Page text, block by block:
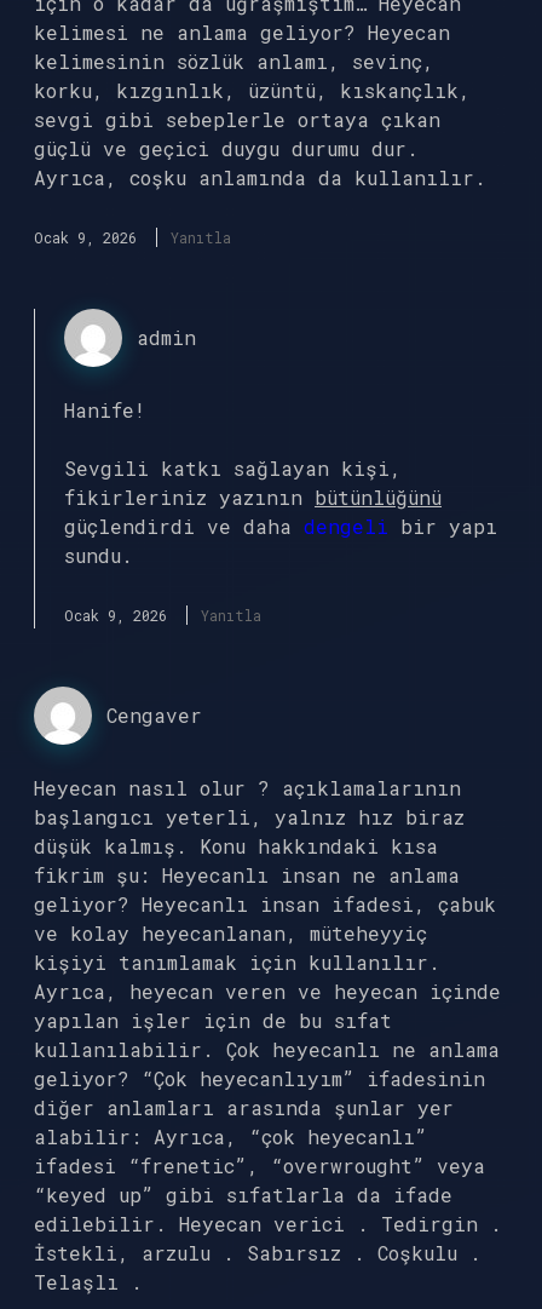
kelimesi ne anlama geliyor? Heyecan
kelimesinin sözlük anlamı, sevinç,
korku, kızgınlık, üzüntü, kıskançlık,
sevgi gibi sebeplerle ortaya çıkan
güçlü ve geçici duygu durumu dur.
Ayrıca, coşku anlamında da kullanılır.
Ocak 9, 2026 Yanıtla
admin
Hanife!
Sevgili katkı sağlayan kişi,
fikirleriniz yazının bütünlüğünü
güçlendirdi ve daha dengeli bir yapı
sundu.
Ocak 9, 2026 Yanıtla
Cengaver
Heyecan nasıl olur ? açıklamalarının
başlangıcı yeterli, yalnız hız biraz
düşük kalmış. Konu hakkındaki kısa
fikrim şu: Heyecanlı insan ne anlama
geliyor? Heyecanlı insan ifadesi, çabuk
ve kolay heyecanlanan, müteheyyiç
kişiyi tanımlamak için kullanılır.
Ayrıca, heyecan veren ve heyecan içinde
yapılan işler için de bu sıfat
kullanılabilir. Çok heyecanlı ne anlama
geliyor? “Çok heyecanlıyım” ifadesinin
diğer anlamları arasında şunlar yer
alabilir: Ayrıca, “çok heyecanlı”
ifadesi “frenetic”, “overwrought” veya
“keyed up” gibi sıfatlarla da ifade
edilebilir. Heyecan verici . Tedirgin .
İstekli, arzulu . Sabırsız . Coşkulu .
Telaşlı .